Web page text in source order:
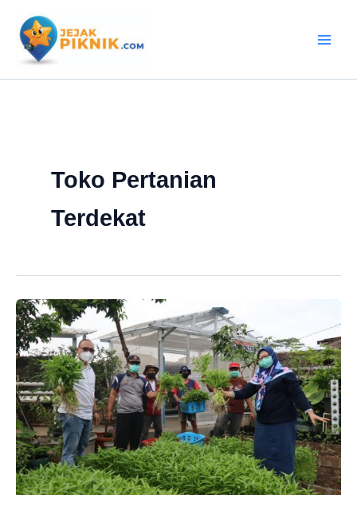
konten
Toko Pertanian
Terdekat